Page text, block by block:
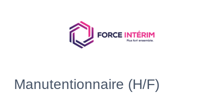
Manutentionnaire (H/F)